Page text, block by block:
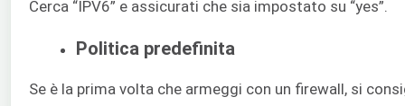
Cerca “IPV6” e assicurati che sia impostato su “yes”.
Politica predefinita
Se è la prima volta che armeggi con un firewall, si